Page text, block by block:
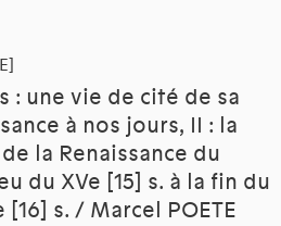
: une vie de cité de sa
à nos jours, II : la
la Renaissance du
du XVe [15] s. à la fin du
[16] s. / Marcel POETE